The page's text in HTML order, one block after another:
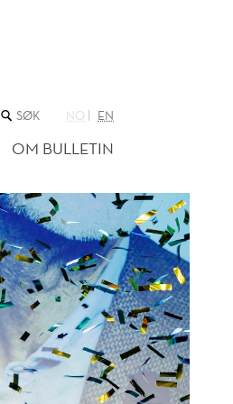
SØK
NETTSTEDET
NO EN
OM BULLETIN